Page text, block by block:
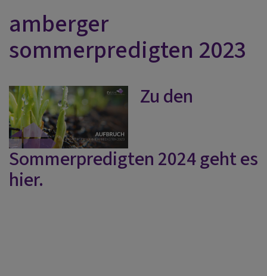
amberger
sommerpredigten 2023
Zu den
Sommerpredigten 2024 geht es
hier.